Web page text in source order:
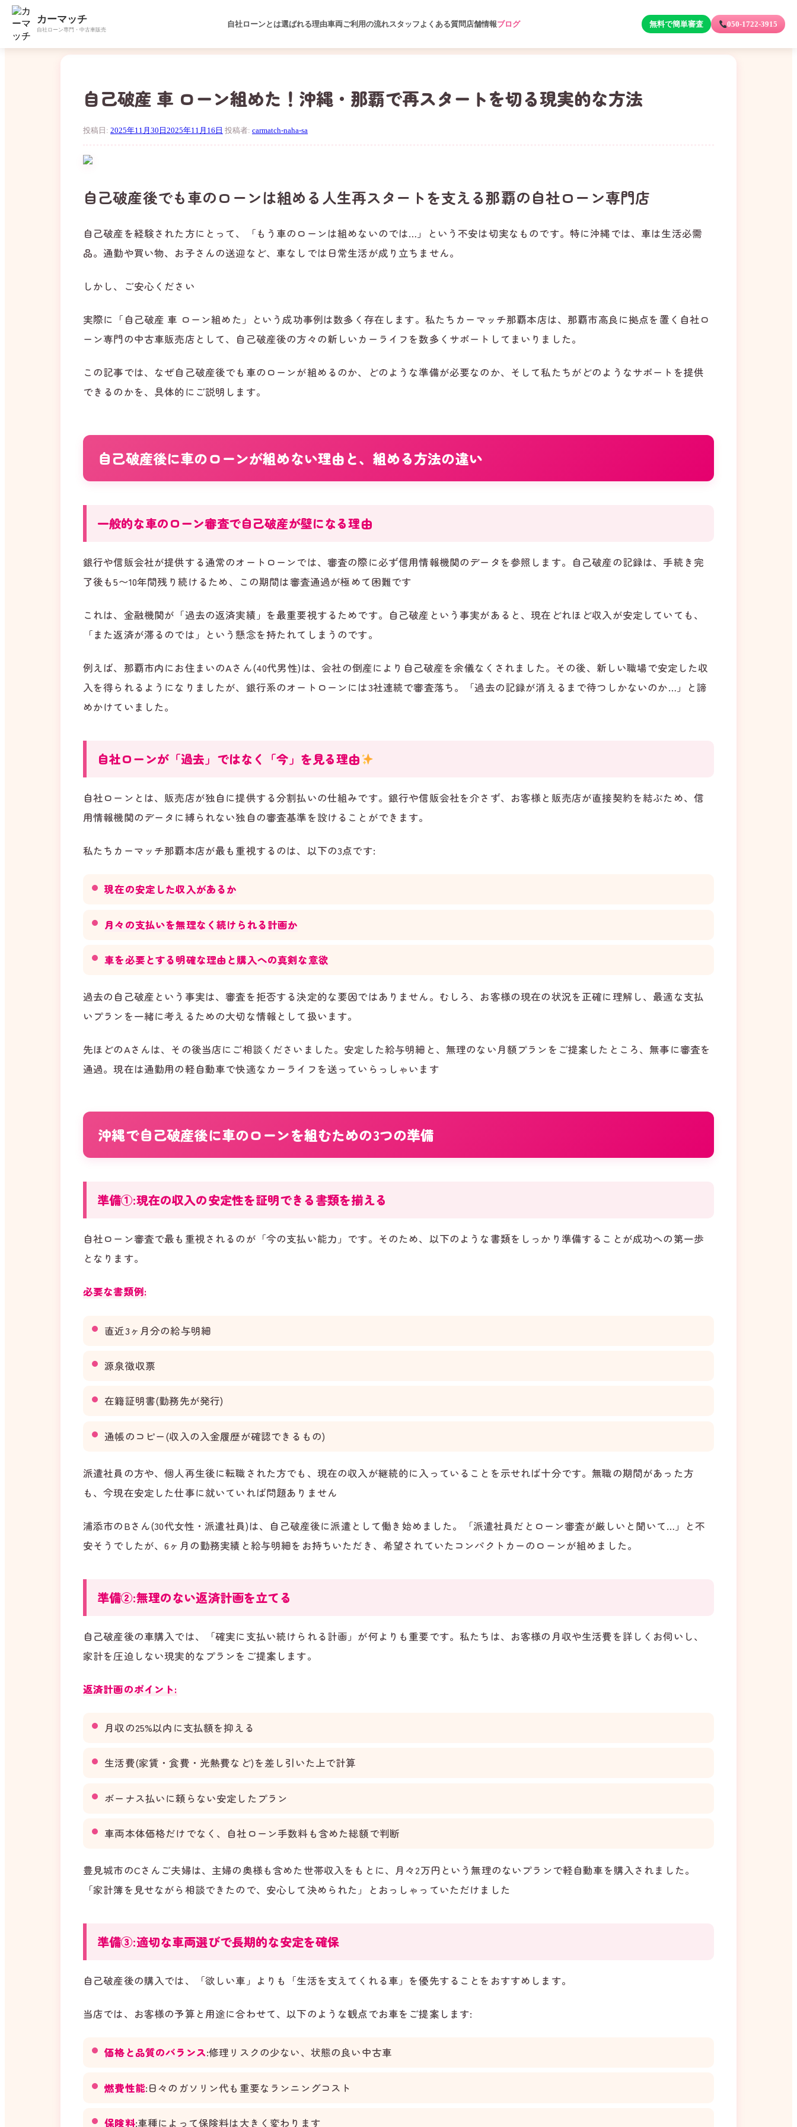
カーマッチ
自社ローン専門・中古車販売
自社ローンとは選ばれる理由車両ご利用の流れスタッフ よくある質問 店舗情報ブログ 無料で簡単審査 050-1722-3915
自己破産 車 ローン組めた！沖縄・那覇で再スタートを切る現実的な方法
投稿日: 2025年11月30日 2025年11月16日 投稿者: carmatch-naha-sa
自己破産後でも車のローンは組める人生再スタートを支える那覇の自社ローン専門店
自己破産を経験された方にとって、「もう車のローンは組めないのでは…」という不安は切実なものです。特に沖縄では、車は生活必需
品。通勤や買い物、お子さんの送迎など、車なしでは日常生活が成り立ちません。
しかし、ご安心ください
実際に「自己破産 車 ローン組めた」という成功事例は数多く存在します。私たちカーマッチ那覇本店は、那覇市高良に拠点を置く自社ロ
ーン専門の中古車販売店として、自己破産後の方々の新しいカーライフを数多くサポートしてまいりました。
この記事では、なぜ自己破産後でも車のローンが組めるのか、どのような準備が必要なのか、そして私たちがどのようなサポートを提供
できるのかを、具体的にご説明します。
自己破産後に車のローンが組めない理由と、組める方法の違い
一般的な車のローン審査で自己破産が壁になる理由
銀行や信販会社が提供する通常のオートローンでは、審査の際に必ず信用情報機関のデータを参照します。自己破産の記録は、手続き完
了後も5〜10年間残り続けるため、この期間は審査通過が極めて困難です
これは、金融機関が「過去の返済実績」を最重要視するためです。自己破産という事実があると、現在どれほど収入が安定していても、
「また返済が滞るのでは」という懸念を持たれてしまうのです。
例えば、那覇市内にお住まいのAさん(40代男性)は、会社の倒産により自己破産を余儀なくされました。その後、新しい職場で安定した収
入を得られるようになりましたが、銀行系のオートローンには3社連続で審査落ち。「過去の記録が消えるまで待つしかないのか…」と諦
めかけていました。
自社ローンが「過去」ではなく「今」を見る理由
自社ローンとは、販売店が独自に提供する分割払いの仕組みです。銀行や信販会社を介さず、お客様と販売店が直接契約を結ぶため、信
用情報機関のデータに縛られない独自の審査基準を設けることができます。
私たちカーマッチ那覇本店が最も重視するのは、以下の3点です:
現在の安定した収入があるか
月々の支払いを無理なく続けられる計画か
車を必要とする明確な理由と購入への真剣な意欲
過去の自己破産という事実は、審査を拒否する決定的な要因ではありません。むしろ、お客様の現在の状況を正確に理解し、最適な支払
いプランを一緒に考えるための大切な情報として扱います。
先ほどのAさんは、その後当店にご相談くださいました。安定した給与明細と、無理のない月額プランをご提案したところ、無事に審査を
通過。現在は通勤用の軽自動車で快適なカーライフを送っていらっしゃいます
沖縄で自己破産後に車のローンを組むための3つの準備
準備①:現在の収入の安定性を証明できる書類を揃える
自社ローン審査で最も重視されるのが「今の支払い能力」です。そのため、以下のような書類をしっかり準備することが成功への第一歩
となります。
必要な書類例:
直近3ヶ月分の給与明細
源泉徴収票
在籍証明書(勤務先が発行)
通帳のコピー(収入の入金履歴が確認できるもの)
派遣社員の方や、個人再生後に転職された方でも、現在の収入が継続的に入っていることを示せれば十分です。無職の期間があった方
も、今現在安定した仕事に就いていれば問題ありません
浦添市のBさん(30代女性・派遣社員)は、自己破産後に派遣として働き始めました。「派遣社員だとローン審査が厳しいと聞いて…」と不
安そうでしたが、6ヶ月の勤務実績と給与明細をお持ちいただき、希望されていたコンパクトカーのローンが組めました。
準備②:無理のない返済計画を立てる
自己破産後の車購入では、「確実に支払い続けられる計画」が何よりも重要です。私たちは、お客様の月収や生活費を詳しくお伺いし、
家計を圧迫しない現実的なプランをご提案します。
返済計画のポイント:
月収の25%以内に支払額を抑える
生活費(家賃・食費・光熱費など)を差し引いた上で計算
ボーナス払いに頼らない安定したプラン
車両本体価格だけでなく、自社ローン手数料も含めた総額で判断
豊見城市のCさんご夫婦は、主婦の奥様も含めた世帯収入をもとに、月々2万円という無理のないプランで軽自動車を購入されました。
「家計簿を見せながら相談できたので、安心して決められた」とおっしゃっていただけました
準備③:適切な車両選びで長期的な安定を確保
自己破産後の購入では、「欲しい車」よりも「生活を支えてくれる車」を優先することをおすすめします。
当店では、お客様の予算と用途に合わせて、以下のような観点でお車をご提案します:
価格と品質のバランス:修理リスクの少ない、状態の良い中古車
燃費性能:日々のガソリン代も重要なランニングコスト
保険料:車種によって保険料は大きく変わります